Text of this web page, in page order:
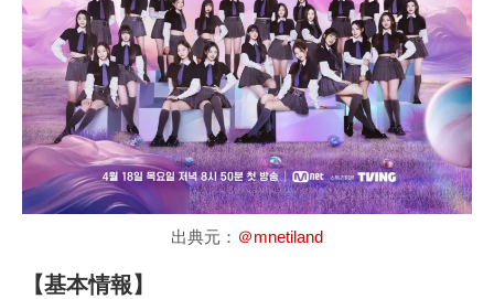
出典元： ＠mnetiland
【基本情報】